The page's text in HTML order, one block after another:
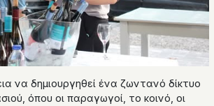
να δημιουργηθεί ένα ζωντανό δίκτυο
όπου οι παραγωγοί, το κοινό, οι